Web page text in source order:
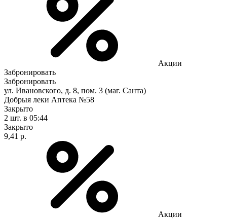
Акции
Забронировать
Забронировать
ул. Ивановского, д. 8, пом. 3 (маг. Санта)
Добрыя леки Аптека №58
Закрыто
2 шт. в 05:44
Закрыто
9,41 р.
Акции